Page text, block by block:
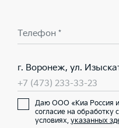
Телефон *
г. Воронеж, ул.
+7 (473) 233-33-23
Даю ООО «Киа Россия
согласие на обработку
условиях, указанных